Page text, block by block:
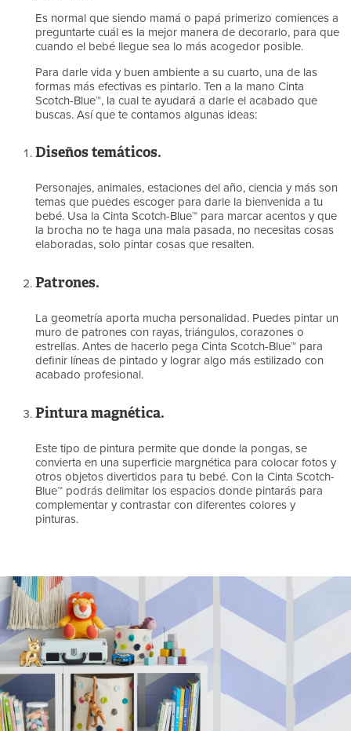
Es normal que siendo mamá o papá primerizo comiences a
preguntarte cuál es la mejor manera de decorarlo, para que
cuando el bebé llegue sea lo más acogedor posible.
Para darle vida y buen ambiente a su cuarto, una de las
formas más efectivas es pintarlo. Ten a la mano Cinta
Scotch-Blue™, la cual te ayudará a darle el acabado que
buscas. Así que te contamos algunas ideas:
Diseños temáticos.
Personajes, animales, estaciones del año, ciencia y más son
temas que puedes escoger para darle la bienvenida a tu
bebé. Usa la Cinta Scotch-Blue™ para marcar acentos y que
la brocha no te haga una mala pasada, no necesitas cosas
elaboradas, solo pintar cosas que resalten.
Patrones.
La geometría aporta mucha personalidad. Puedes pintar un
muro de patrones con rayas, triángulos, corazones o
estrellas. Antes de hacerlo pega Cinta Scotch-Blue™ para
definir líneas de pintado y lograr algo más estilizado con
acabado profesional.
Pintura magnética.
Este tipo de pintura permite que donde la pongas, se
convierta en una superficie margnética para colocar fotos y
otros objetos divertidos para tu bebé. Con la Cinta Scotch-
Blue™ podrás delimitar los espacios donde pintarás para
complementar y contrastar con diferentes colores y
pinturas.